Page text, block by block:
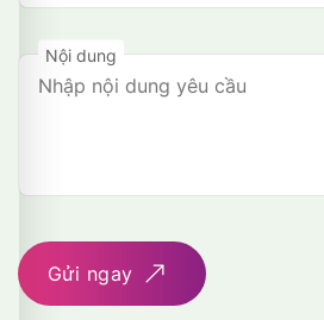
Nội dung
Gửi ngay